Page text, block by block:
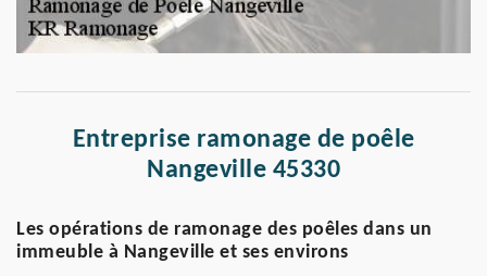
Entreprise ramonage de poêle
Nangeville 45330
Les opérations de ramonage des poêles dans un
immeuble à Nangeville et ses environs